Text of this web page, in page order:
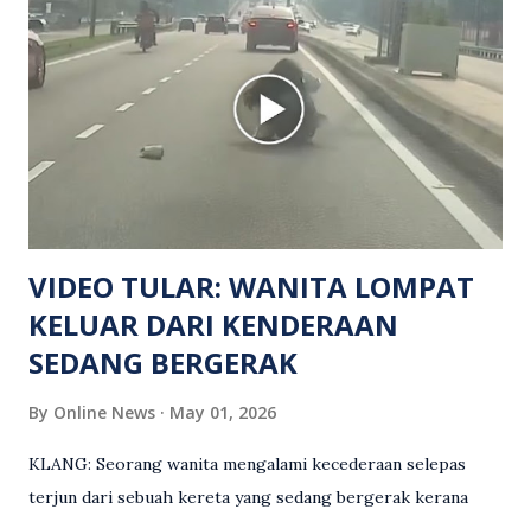
manakala seorang lagi mangsa mengalami kecederaan.
Turut dipercayai terdapat seorang lagi individu cedera
namun identitinya masih belum dikenal pasti selepas dibawa
keluar dari lokasi oleh kenalannya. Polis kini sedang giat
mengesan dua suspek yang masih bebas bagi membantu
siasatan lanjut. Kes disiasat mengikut Seksyen 302 Kanun
Keseksaan kerana membunuh. Orang ramai yang mempunyai
maklumat diminta t...
VIDEO TULAR: WANITA LOMPAT
KELUAR DARI KENDERAAN
SEDANG BERGERAK
By Online News May 01, 2026
KLANG: Seorang wanita mengalami kecederaan selepas
terjun dari sebuah kereta yang sedang bergerak kerana